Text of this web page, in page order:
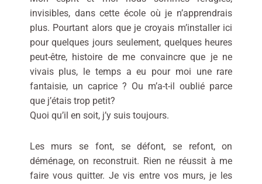
invisibles, dans cette école où je n’apprendrais
plus. Pourtant alors que je croyais m’installer ici
pour quelques jours seulement, quelques heures
peut-être, histoire de me convaincre que je ne
vivais plus, le temps a eu pour moi une rare
fantaisie, un caprice ? Ou m’a-t-il oublié parce
que j’étais trop petit?
Quoi qu’il en soit, j’y suis toujours.
Les murs se font, se défont, se refont, on
déménage, on reconstruit. Rien ne réussit à me
faire vous quitter. Je vis entre vos murs, je les